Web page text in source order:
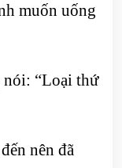
muốn uống
“Loại thứ
nên đã